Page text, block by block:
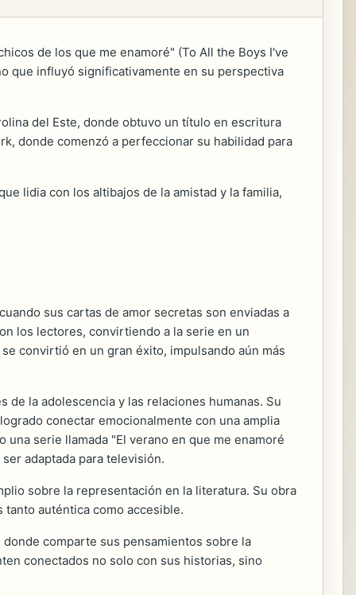
de los que me enamoré" (To All the Boys I've
que influyó significativamente en su perspectiva
del Este, donde obtuvo un título en escritura
donde comenzó a perfeccionar su habilidad para
lidia con los altibajos de la amistad y la familia,
sus cartas de amor secretas son enviadas a
los lectores, convirtiendo a la serie en un
convirtió en un gran éxito, impulsando aún más
la adolescencia y las relaciones humanas. Su
conectar emocionalmente con una amplia
serie llamada "El verano en que me enamoré
adaptada para televisión.
sobre la representación en la literatura. Su obra
auténtica como accesible.
comparte sus pensamientos sobre la
conectados no solo con sus historias, sino